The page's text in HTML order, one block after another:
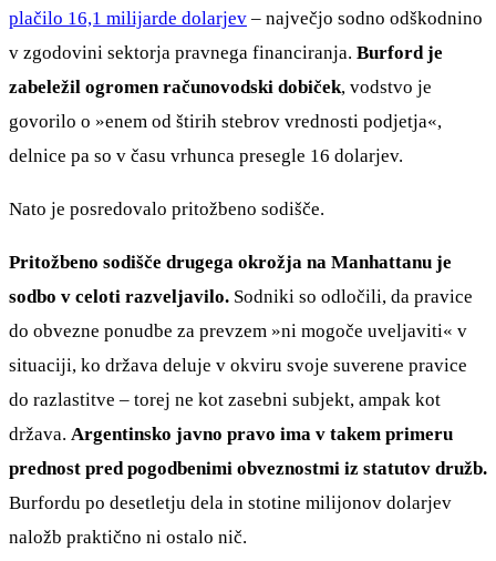
plačilo 16,1 milijarde dolarjev – največjo sodno odškodnino
v zgodovini sektorja pravnega financiranja. Burford je
zabeležil ogromen računovodski dobiček, vodstvo je
govorilo o »enem od štirih stebrov vrednosti podjetja«,
delnice pa so v času vrhunca presegle 16 dolarjev.
Nato je posredovalo pritožbeno sodišče.
Pritožbeno sodišče drugega okrožja na Manhattanu je
sodbo v celoti razveljavilo. Sodniki so odločili, da pravice
do obvezne ponudbe za prevzem »ni mogoče uveljaviti« v
situaciji, ko država deluje v okviru svoje suverene pravice
do razlastitve – torej ne kot zasebni subjekt, ampak kot
država. Argentinsko javno pravo ima v takem primeru
prednost pred pogodbenimi obveznostmi iz statutov družb.
Burfordu po desetletju dela in stotine milijonov dolarjev
naložb praktično ni ostalo nič.